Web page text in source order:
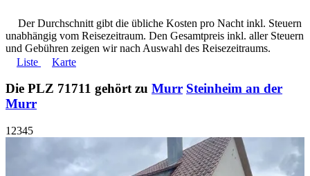
Der Durchschnitt gibt die übliche Kosten pro Nacht inkl. Steuern
unabhängig vom Reisezeitraum. Den Gesamtpreis inkl. aller Steuern
und Gebühren zeigen wir nach Auswahl des Reisezeitraums.
Liste
Karte
Die PLZ 71711 gehört zu Murr Steinheim an der
Murr
1 2345